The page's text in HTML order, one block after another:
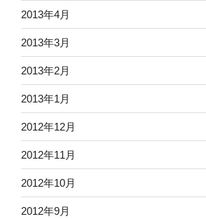
2013年4月
2013年3月
2013年2月
2013年1月
2012年12月
2012年11月
2012年10月
2012年9月